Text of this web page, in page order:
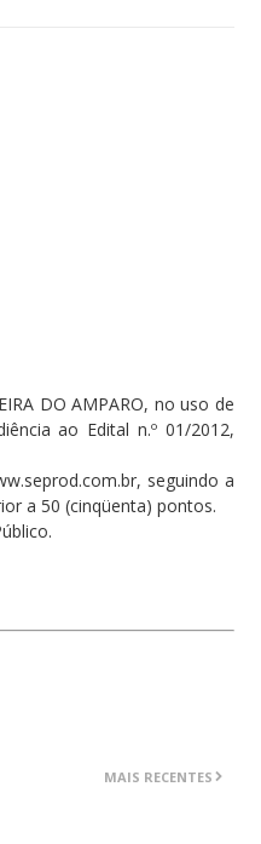
DO AMPARO, no uso de
ao Edital n.º 01/2012,
seguindo a
a 50 (cinqüenta) pontos.
MAIS RECENTES